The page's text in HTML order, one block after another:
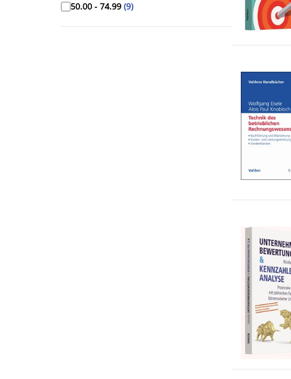
50.00 - 74.99 (9)
>= 75.00(6)